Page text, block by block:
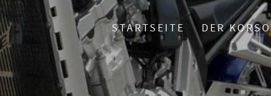
STARTSEITE DER KORSO